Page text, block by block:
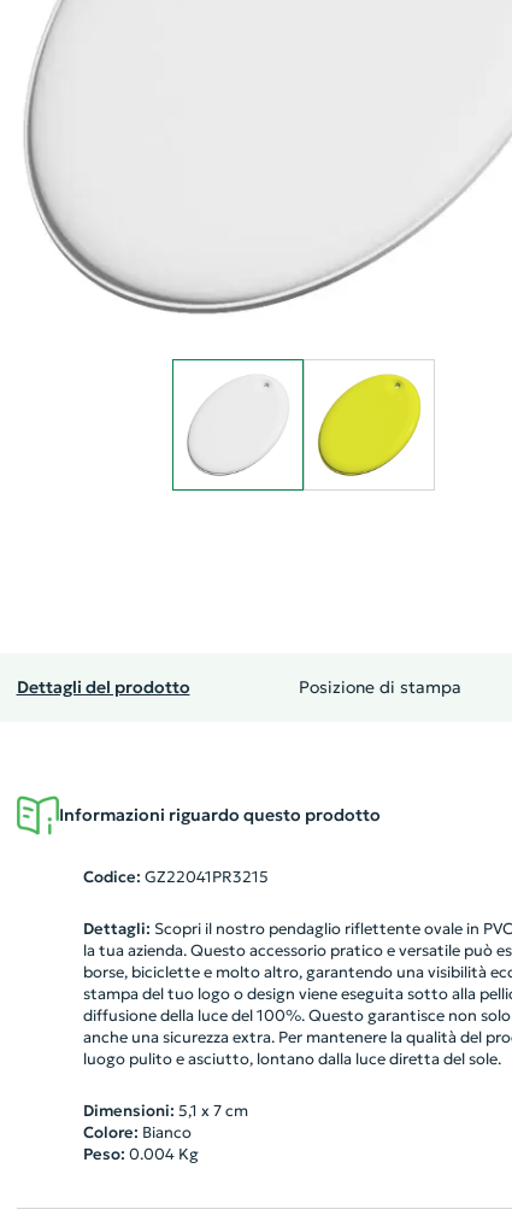
Dettagli del prodotto Posizione di stampa
Informazioni riguardo questo prodotto
Codice: GZ22041PR3215
Dettagli: Scopri il nostro pendaglio riflettente ovale in
la tua azienda. Questo accessorio pratico e versatile può
borse, biciclette e molto altro, garantendo una visibilità
stampa del tuo logo o design viene eseguita sotto alla
diffusione della luce del 100%. Questo garantisce non
anche una sicurezza extra. Per mantenere la qualità del
luogo pulito e asciutto, lontano dalla luce diretta del sole.
Dimensioni: 5,1 x 7 cm
Colore: Bianco
Peso: 0.004Kg